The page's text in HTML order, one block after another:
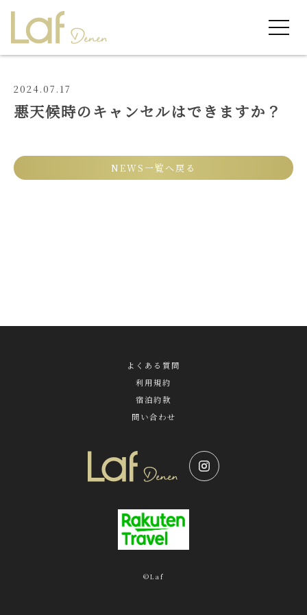
2024.07.17
悪天候時のキャンセルはできますか？
NEWS一覧へ戻る
よくある質問
利用規約
宿泊約款
問い合わせ
©Laf